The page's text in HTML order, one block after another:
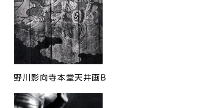
野川影向寺本堂天井画B